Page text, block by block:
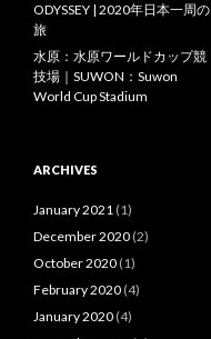
ODYSSEY | 2020年日本一周の
旅
水原：水原ワールドカップ競
技場｜SUWON：Suwon
World Cup Stadium
ARCHIVES
January 2021 (1)
December 2020 (2)
October 2020 (1)
February 2020 (4)
January 2020 (4)